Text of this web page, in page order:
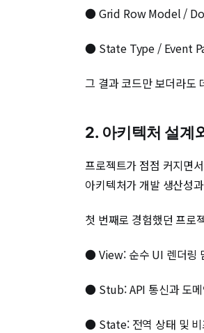
● Grid Row Model /
● State Type / Event
그 결과 코드만 보더라도
2. 아키텍처 설계
프로젝트가 점점 커지면
아키텍처가 개발 생산성
첫 번째로 경험했던 프
● View: 순수 UI 렌더링
● Stub: API 통신과 도메
● State: 전역 상태 및 비